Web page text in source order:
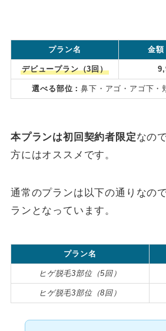
プラン名 金額
デビュープラン（3回）
選べる部位：鼻下・アゴ・アゴ下・
本プランは初回契約者限定なの
方にはオススメです。
通常のプランは以下の通りなの
ランとなっています。
プラン名
ヒゲ脱毛3部位（5回）
ヒゲ脱毛3部位（8回）